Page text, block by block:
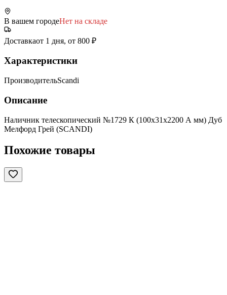
В вашем городеНет на складе
Доставкаот 1 дня, от 800 ₽
Характеристики
ПроизводительScandi
Описание
Наличник телескопический №1729 К (100х31х2200 А мм) Дуб
Мелфорд Грей (SCANDI)
Похожие товары